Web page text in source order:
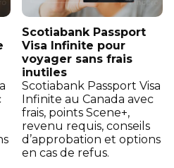
Scotiabank Passport
Visa Infinite pour
voyager sans frais
inutiles
Scotiabank Passport Visa
Infinite au Canada avec
frais, points Scene+,
revenu requis, conseils
d’approbation et options
en cas de refus.